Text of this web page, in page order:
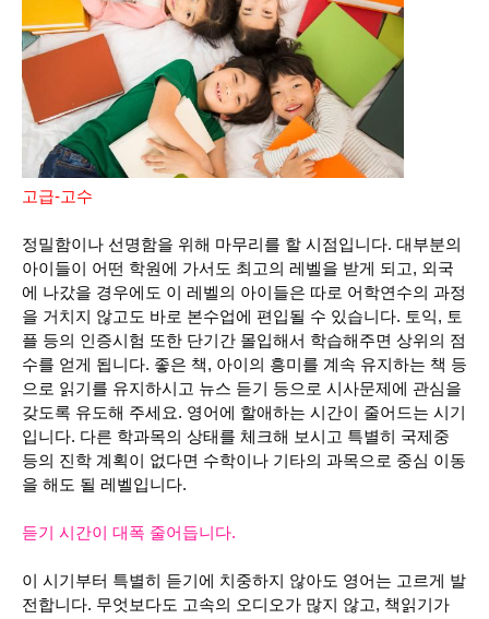
고급-고수
정밀함이나 선명함을 위해 마무리를 할 시점입니다. 대부분의
아이들이 어떤 학원에 가서도 최고의 레벨을 받게 되고, 외국
에 나갔을 경우에도 이 레벨의 아이들은 따로 어학연수의 과정
을 거치지 않고도 바로 본수업에 편입될 수 있습니다. 토익, 토
플 등의 인증시험 또한 단기간 몰입해서 학습해주면 상위의 점
수를 얻게 됩니다. 좋은 책, 아이의 흥미를 계속 유지하는 책 등
으로 읽기를 유지하시고 뉴스 듣기 등으로 시사문제에 관심을
갖도록 유도해 주세요. 영어에 할애하는 시간이 줄어드는 시기
입니다. 다른 학과목의 상태를 체크해 보시고 특별히 국제중
등의 진학 계획이 없다면 수학이나 기타의 과목으로 중심 이동
을 해도 될 레벨입니다.
듣기 시간이 대폭 줄어듭니다.
이 시기부터 특별히 듣기에 치중하지 않아도 영어는 고르게 발
전합니다. 무엇보다도 고속의 오디오가 많지 않고, 책읽기가